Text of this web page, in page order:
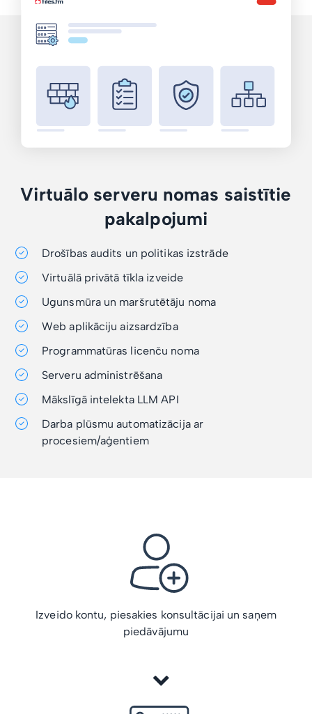
Virtuālo serveru nomas saistītie
pakalpojumi
Drošības audits un politikas izstrāde
Virtuālā privātā tīkla izveide
Ugunsmūra un maršrutētāju noma
Web aplikāciju aizsardzība
Programmatūras licenču noma
Serveru administrēšana
Mākslīgā intelekta LLM API
Darba plūsmu automatizācija ar
procesiem/aģentiem
Izveido kontu, piesakies konsultācijai un saņem
piedāvājumu